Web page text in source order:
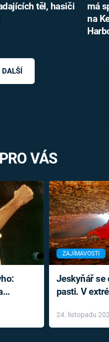
těl, hasiči
má
na
DALŠÍ
VÁS
ZAJÍMAVOSTI
Jeskyňář se
pasti. V
24. listopadu